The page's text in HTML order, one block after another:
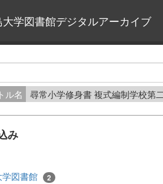
大学図書館デジタルアーカイブ
ル名 尋常小学修身書 複式編制学校第
み
学図書館 2